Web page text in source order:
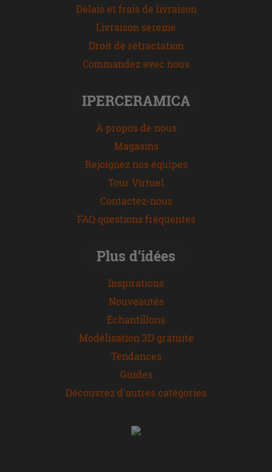
Délais et frais de livraison
Livraison sereine
Droit de rétractation
Commandez avec nous
IPERCERAMICA
À propos de nous
Magasins
Rejoignez nos équipes
Tour Virtuel
Contactez-nous
FAQ questions fréquentes
Plus d’idées
Inspirations
Nouveautés
Échantillons
Modélisation 3D gratuite
Tendances
Guides
Découvrez d'autres catégories